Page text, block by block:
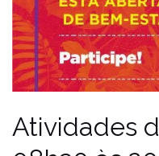
Atividades